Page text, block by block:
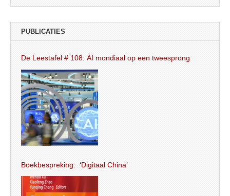
PUBLICATIES
De Leestafel # 108: AI mondiaal op een tweesprong
Boekbespreking: ‘Digitaal China’